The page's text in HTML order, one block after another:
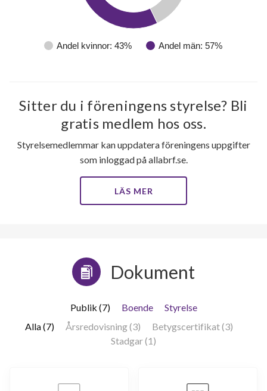
Andel kvinnor: 43% Andel män: 57%
Sitter du i föreningens styrelse? Bli
gratis medlem hos oss.
Styrelsemedlemmar kan uppdatera föreningens uppgifter
som inloggad på allabrf.se.
LÄS MER
Dokument
Publik (7) Boende
Styrelse
Alla (7)
Årsredovisning (3)
Betygscertifikat (3)
Stadgar (1)